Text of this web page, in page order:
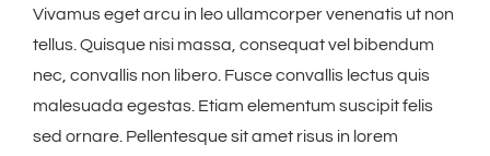
Vivamus eget arcu in leo ullamcorper venenatis ut non
tellus. Quisque nisi massa, consequat vel bibendum
nec, convallis non libero. Fusce convallis lectus quis
malesuada egestas. Etiam elementum suscipit felis
sed ornare. Pellentesque sit amet risus in lorem